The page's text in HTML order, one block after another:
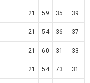
21 59 35 39
21 54 36 37
21 60 31 33
21 54 73 31